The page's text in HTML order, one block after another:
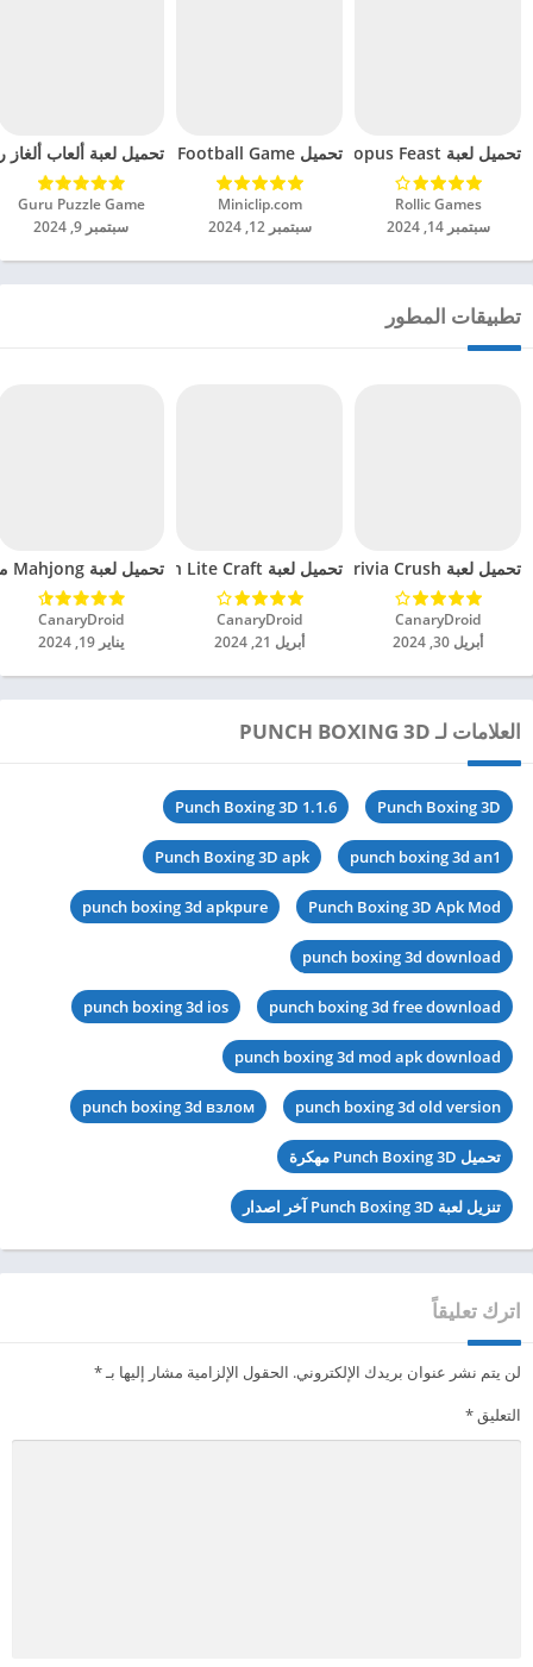
تحميل لعبة Octopus Feast مهكرة للاندرويد 2024
Rollic Games‏
سبتمبر 14, 2024
تحميل Soccer Hero PvP Football Game مهكرة للاندرويد 2024
Miniclip.com‏
سبتمبر 12, 2024
تحميل لعبة ألعاب ألغاز
Guru Puzzle Game‏
سبتمبر 9, 2024
تطبيقات المطور
تحميل لعبة Trivia Crush مهكرة للاندرويد 2024
CanaryDroid‏
أبريل 30, 2024
تحميل لعبة Exploration Lite Craft مهكرة للاندرويد 2024
CanaryDroid‏
أبريل 21, 2024
تحميل لعبة Mahjong مهكرة للاندرويد 2024
CanaryDroid‏
يناير 19, 2024
العلامات لـ PUNCH BOXING 3D
Punch Boxing 3D
Punch Boxing 3D 1.1.6
punch boxing 3d an1
Punch Boxing 3D apk
Punch Boxing 3D Apk Mod
punch boxing 3d apkpure
punch boxing 3d download
punch boxing 3d free download
punch boxing 3d ios
punch boxing 3d mod apk download
punch boxing 3d old version
punch boxing 3d взлом
تحميل Punch Boxing 3D مهكرة
تنزيل لعبة Punch Boxing 3D آخر اصدار
اترك تعليقاً
لن يتم نشر عنوان بريدك الإلكتروني. الحقول الإلزامية مشار إليها بـ*
التعليق*